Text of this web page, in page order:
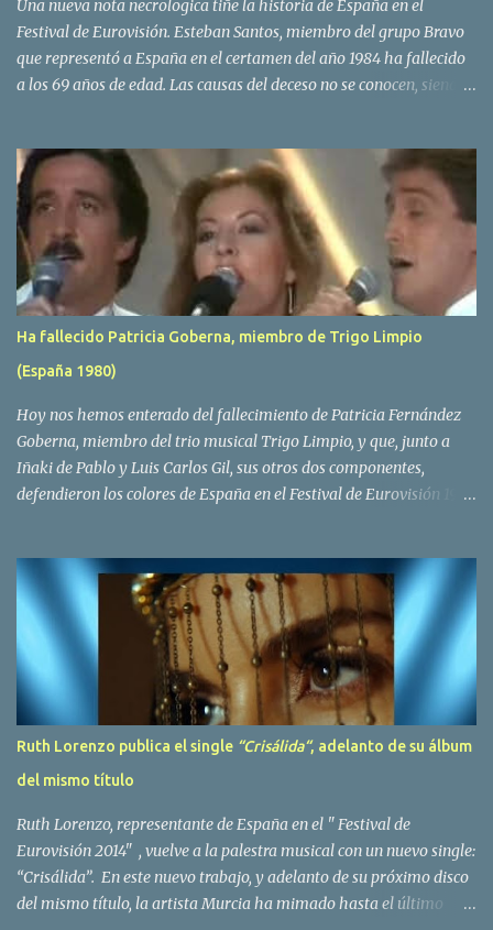
Una nueva nota necrologica tiñe la historia de España en el
Festival de Eurovisión. Esteban Santos, miembro del grupo Bravo
que representó a España en el certamen del año 1984 ha fallecido
a los 69 años de edad. Las causas del deceso no se conocen, siendo
traves de las redes sociales. Nacido en Tolosa en 1951, durante su
epoca universitaria en la carrera de empresariales conoció al
estudiante de medicina Luis Villar, comenzando a actuar
juntos,Santos a la guitarra y Villar al piano, sin atreverse a dar el
salto al mercado profesional. Sin embargo esto cambió gracias a la
propia Amaia Saizar, que tras su abandono de Trigo Limpio,
recibió por parte de la discografica Hispavox el encargo de crear
un nuevo grupo, reclutando al duo de amigos y a la ex modelo
Yolanda Hoyos. Con los cuatro surgió en el año 1982 el grupo
Ha fallecido Patricia Goberna, miembro de Trigo Limpio
(España 1980)
Hoy nos hemos enterado del fallecimiento de Patricia Fernández
Goberna, miembro del trio musical Trigo Limpio, y que, junto a
Iñaki de Pablo y Luis Carlos Gil, sus otros dos componentes,
defendieron los colores de España en el Festival de Eurovisión 1980
padeciendo desde hace tiempo. Patricia Fernández Goberna,
nacida en 1957, entró a formar parte de la formación musical
antes mencionada en el año 1979 sustituyendo a Amaya Saizar. Es
el año 1980 cuando son elegidos para representar a España en
Dublín donde, con su tema Quedate esta noche, obtienen el puesto
12 de 19 países. Tras esta participación graban en Estados Unidos
el disco Entrañablemente , abriendole las puertas del éxito en
America Latina, en especial en Mexico, en donde pasan largas
temporadas. En Trigo Limpio permanecerá hasta el año 1988,
Ruth Lorenzo publica el single “Crisálida“, adelanto de su álbum
del mismo título
Ruth Lorenzo, representante de España en el " Festival de
Eurovisión 2014" , vuelve a la palestra musical con un nuevo single:
“Crisálida”. En este nuevo trabajo, y adelanto de su próximo disco
del mismo título, la artista Murcia ha mimado hasta el último